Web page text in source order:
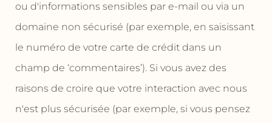
ou d'informations sensibles par e-mail ou via un
domaine non sécurisé (par exemple, en saisissant
le numéro de votre carte de crédit dans un
champ de ‘commentaires’). Si vous avez des
raisons de croire que votre interaction avec nous
n'est plus sécurisée (par exemple, si vous pensez